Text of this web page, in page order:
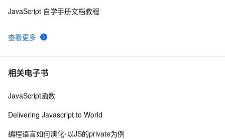
查看更多
JavaScript 自学手册文档教程
相关电子书
JavaScript函数
Delivering Javascript to World
编程语言如何演化-以JS的private为例